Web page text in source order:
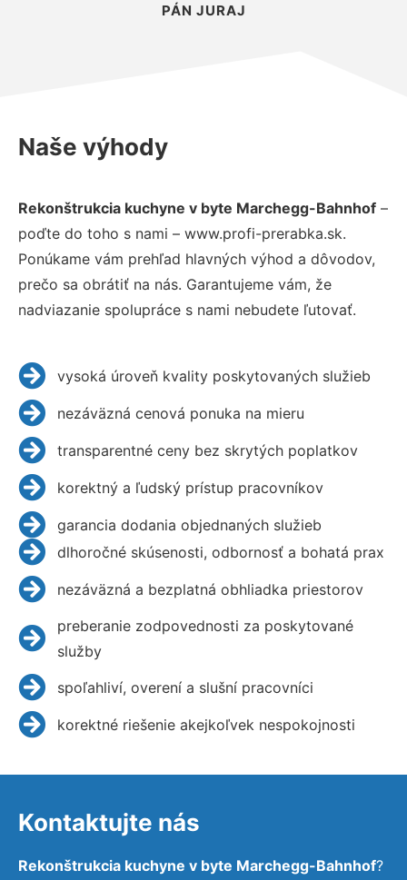
PÁN JURAJ
Naše výhody
Rekonštrukcia kuchyne v byte Marchegg-Bahnhof –
poďte do toho s nami – www.profi-prerabka.sk.
Ponúkame vám prehľad hlavných výhod a dôvodov,
prečo sa obrátiť na nás. Garantujeme vám, že
nadviazanie spolupráce s nami nebudete ľutovať.
vysoká úroveň kvality poskytovaných služieb
nezáväzná cenová ponuka na mieru
transparentné ceny bez skrytých poplatkov
korektný a ľudský prístup pracovníkov
garancia dodania objednaných služieb
dlhoročné skúsenosti, odbornosť a bohatá prax
nezáväzná a bezplatná obhliadka priestorov
preberanie zodpovednosti za poskytované
služby
spoľahliví, overení a slušní pracovníci
korektné riešenie akejkoľvek nespokojnosti
Kontaktujte nás
Rekonštrukcia kuchyne v byte Marchegg-Bahnhof?